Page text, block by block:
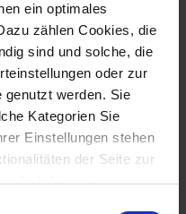
ein optimales
zählen Cookies, die
sind und solche, die
oder zur
genutzt werden. Sie
Kategorien Sie
Einstellungen stehen
der Seite zur
.
(bitte nutzen Sie
buchen", Schalter
Sie zuerst das
erst auf den
empfehlen Ihnen, in
oben rechts die
dadurch
Sollstellungen für das